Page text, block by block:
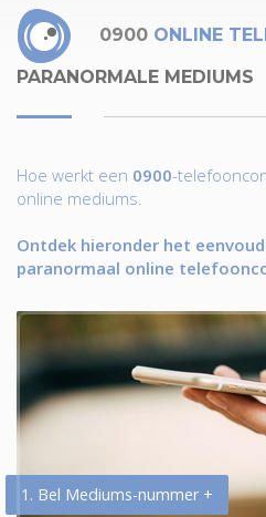
0900 ONLINE
PARANORMALE MEDIUMS
Hoe werkt een 0900-
online mediums.
Ontdek hieronder het
paranormaal online
1. Bel Mediums-nummer +